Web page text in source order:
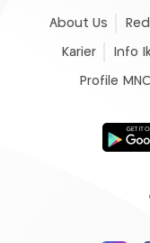
About Us
Karier Info
Profile